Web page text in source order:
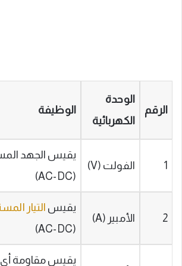
الرقم
الوحدة
الكهربائية
الوظيفة
1 الفولت (V)
يقيس الجهد
(AC-DC)
2 الأمبير (A)
يقيس التيار
(AC-DC)
يقيس مقاومة أي